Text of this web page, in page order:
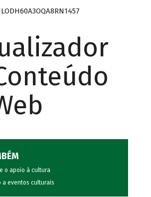
e o apoio à cultura
a eventos culturais